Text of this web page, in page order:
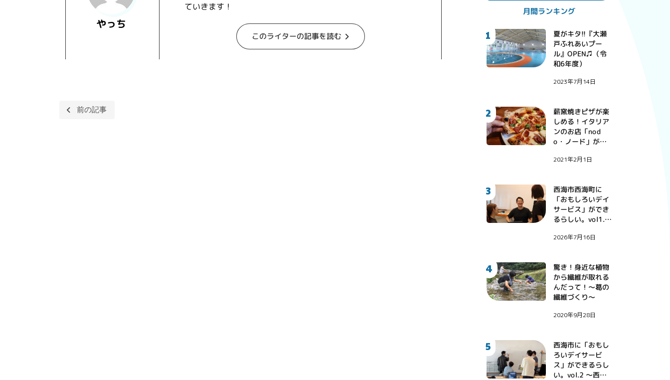
やっち
ていきます！
このライターの記事を読む
投
前の記事
月間ランキング
1 夏がキタ!!『大瀬
戸ふれあいプー
ル』OPEN♫（令
和6年度）
2023年7月14日
2
薪窯焼きピザが楽
しめる！イタリア
ンのお店「nod
o・ノード」が西
2021年2月1日
3 西海市西海町に
「おもしろいデイ
サービス」ができ
るらしい。vol1.
する診療看護師・
2026年7月16日
4
驚き！身近な植物
から繊維が取れる
んだって！〜葛の
繊維づくり〜
2020年9月28日
5 西海市に「おもし
ろいデイサービ
ス」ができるらし
い。vol.2 〜西海